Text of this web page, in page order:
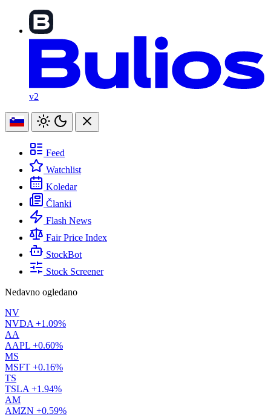
v2
Feed
Watchlist
Koledar
Članki
Flash News
Fair Price Index
StockBot
Stock Screener
Nedavno ogledano
NV
NVDA +1.09%
AA
AAPL +0.60%
MS
MSFT +0.16%
TS
TSLA +1.94%
AM
AMZN +0.59%